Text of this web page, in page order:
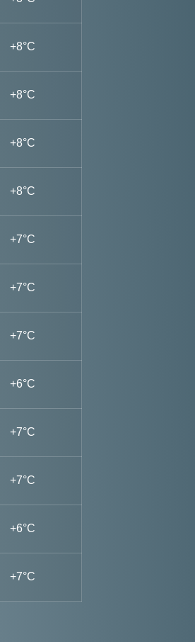
+8°C
+8°C
+8°C
+8°C
+7°C
+7°C
+7°C
+6°C
+7°C
+7°C
+6°C
+7°C